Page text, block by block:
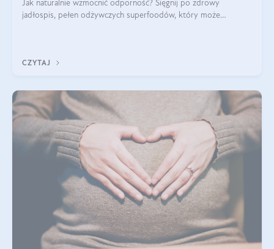
Jak naturalnie wzmocnić odporność? Sięgnij po zdrowy
jadłospis, pełen odżywczych superfoodów, który może
CZYTAJ